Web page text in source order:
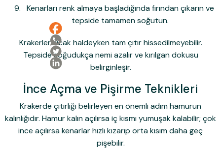
Kenarları renk almaya başladığında fırından çıkarın ve
tepside tamamen soğutun.
Krakerler sıcak haldeyken tam çıtır hissedilmeyebilir.
Tepside soğudukça nemi azalır ve kırılgan dokusu
belirginleşir.
İnce Açma ve Pişirme Teknikleri
Krakerde çıtırlığı belirleyen en önemli adım hamurun
kalınlığıdır. Hamur kalın açılırsa iç kısmı yumuşak kalabilir; çok
ince açılırsa kenarlar hızlı kızarıp orta kısım daha geç
pişebilir.